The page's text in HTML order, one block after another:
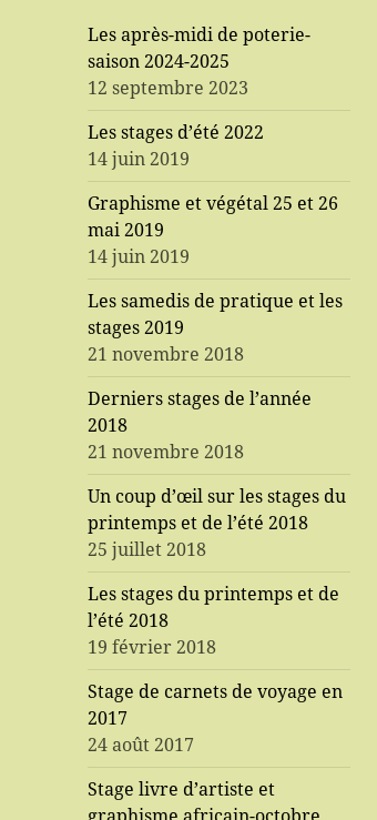
Les après-midi de poterie-
saison 2024-2025
12 septembre 2023
Les stages d’été 2022
14 juin 2019
Graphisme et végétal 25 et 26
mai 2019
14 juin 2019
Les samedis de pratique et les
stages 2019
21 novembre 2018
Derniers stages de l’année
2018
21 novembre 2018
Un coup d’œil sur les stages du
printemps et de l’été 2018
25 juillet 2018
Les stages du printemps et de
l’été 2018
19 février 2018
Stage de carnets de voyage en
2017
24 août 2017
Stage livre d’artiste et